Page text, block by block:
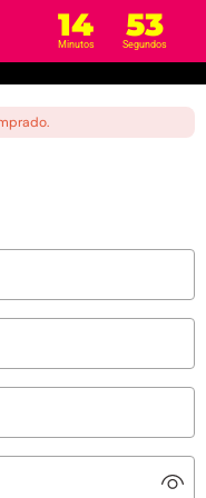
14
Minutos
52
Segundos